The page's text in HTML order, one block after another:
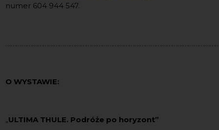
numer 604 944 547.
O WYSTAWIE:
„ULTIMA THULE. Podróże po horyzont”